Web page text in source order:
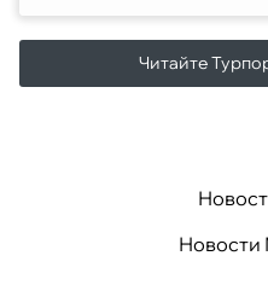
Читайте
Новости